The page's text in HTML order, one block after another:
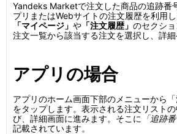
Yandeks Marketで注文した商品の追跡番
プリまたはWebサイトの注文履歴を利用し
「マイページ」 や 「注文履歴」 のセクショ
注文一覧から該当する注文を選択し、詳細
アプリの場合
アプリのホーム画面下部のメニューから「
をタップします。表示される注文リスト
び、詳細画面に進みます。そこに
「追跡番
記載されています。